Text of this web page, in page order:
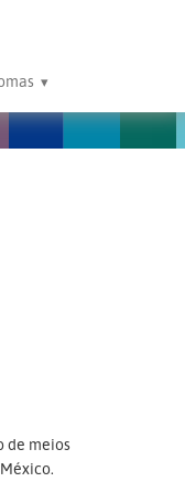
de meios